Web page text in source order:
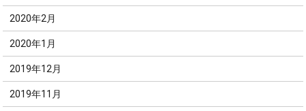
2020年2月
2020年1月
2019年12月
2019年11月